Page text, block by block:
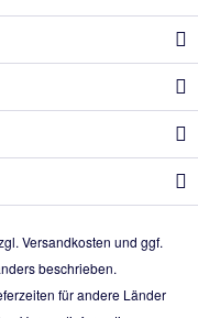
Versandkosten und ggf.
beschrieben.
für andere Länder